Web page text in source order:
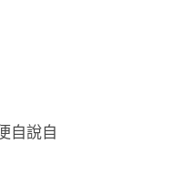
自說自